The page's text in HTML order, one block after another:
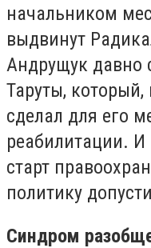
начальником
выдвинут
Андрущук давно
Таруты, который,
сделал для его
реабилитации.
старт
политику
Синдром